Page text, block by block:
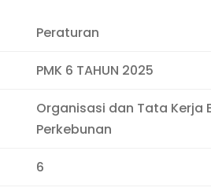
Peraturan
PMK 6 TAHUN 2025
Organisasi dan Tata Kerja
Perkebunan
6